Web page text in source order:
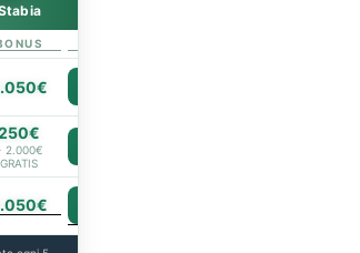
2.000€
GRATIS